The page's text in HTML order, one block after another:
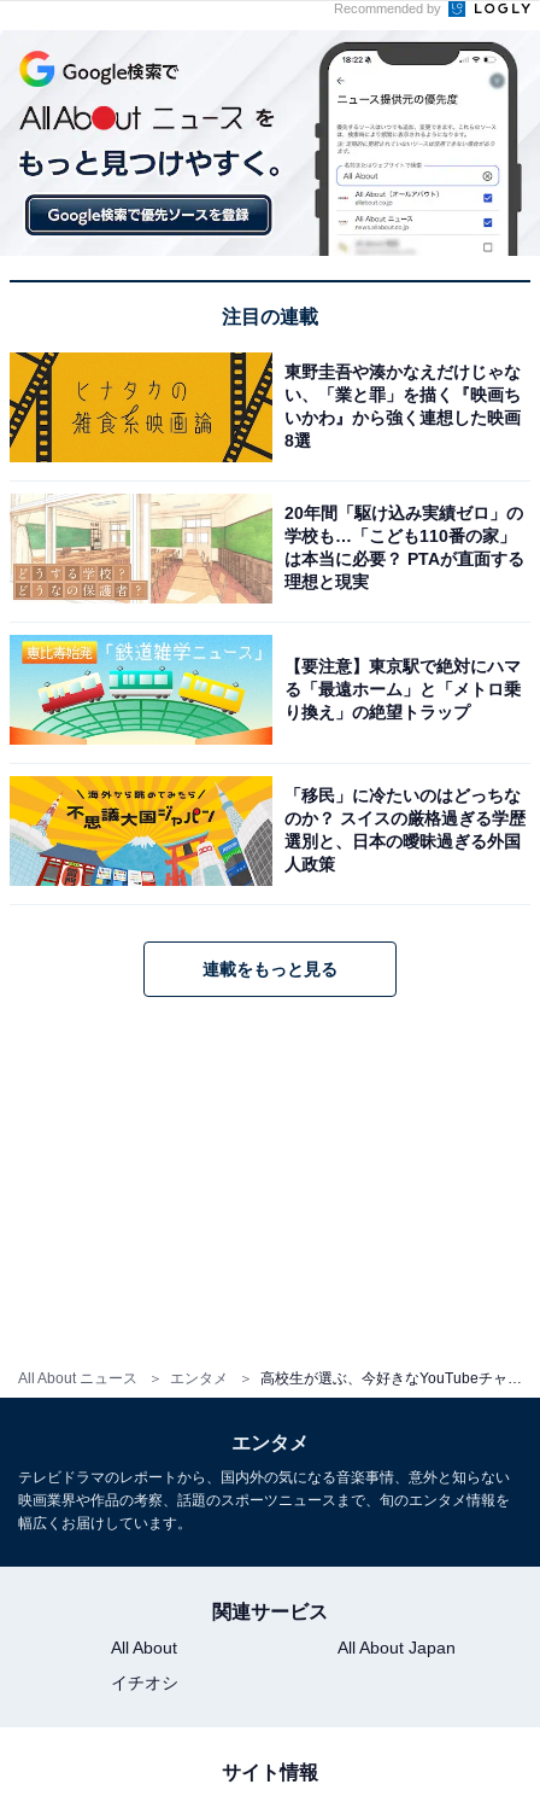
All About ニュース エンタメ
Recommended by
注目の連載
東野圭吾や湊かなえだけじゃな
い、「業と罪」を描く『映画ち
いかわ』から強く連想した映画
8選
20年間「駆け込み実績ゼロ」の
学校も…「こども110番の家」
は本当に必要？ PTAが直面する
理想と現実
【要注意】東京駅で絶対にハマ
る「最遠ホーム」と「メトロ乗
り換え」の絶望トラップ
「移民」に冷たいのはどっちな
のか？ スイスの厳格過ぎる学歴
選別と、日本の曖昧過ぎる外国
人政策
連載をもっと見る
エンタメ
テレビドラマのレポートから、国内外の気になる音楽事情、意外と知らない
映画業界や作品の考察、話題のスポーツニュースまで、旬のエンタメ情報を
幅広くお届けしています。
関連サービス
All About
All About Japan
イチオシ
サイト情報